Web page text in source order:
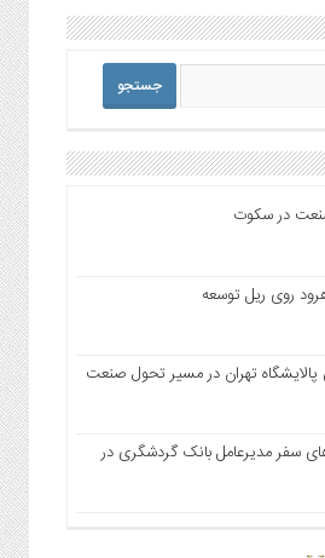
در سکوت
روی ریل توسعه
تهران در مسیر تحول صنعت
سفر مدیرعامل بانک گردشگری در